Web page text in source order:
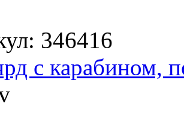
346416
с карабином,